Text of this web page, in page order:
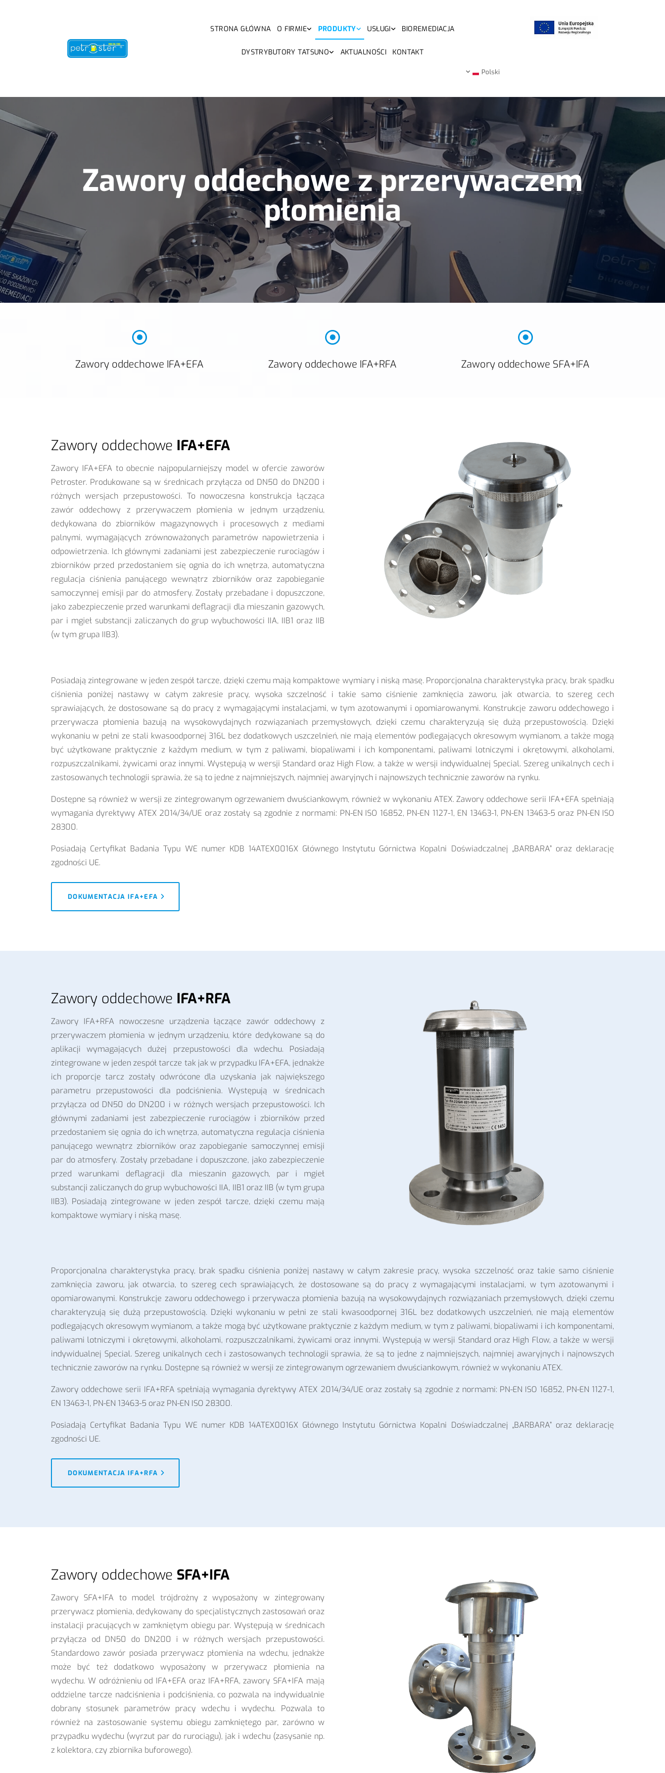
STRONA GŁÓWNA O FIRMIE PRODUKTY USŁUGI BIOREMEDIACJA
DYSTRYBUTORY TATSUNO AKTUALNOŚCI KONTAKT
Polski
Zawory oddechowe z przerywaczem
płomienia
Zawory oddechowe IFA+EFA Zawory oddechowe IFA+RFA Zawory oddechowe SFA+IFA
Zawory oddechowe IFA+EFA
Zawory IFA+EFA to obecnie najpopularniejszy model w ofercie zaworów
Petroster. Produkowane są w średnicach przyłącza od DN50 do DN200 i
różnych wersjach przepustowości. To nowoczesna konstrukcja łącząca
zawór oddechowy z przerywaczem płomienia w jednym urządzeniu,
dedykowana do zbiorników magazynowych i procesowych z mediami
palnymi, wymagających zrównoważonych parametrów napowietrzenia i
odpowietrzenia. Ich głównymi zadaniami jest zabezpieczenie rurociągów i
zbiorników przed przedostaniem się ognia do ich wnętrza, automatyczna
regulacja ciśnienia panującego wewnątrz zbiorników oraz zapobieganie
samoczynnej emisji par do atmosfery. Zostały przebadane i dopuszczone,
jako zabezpieczenie przed warunkami deflagracji dla mieszanin gazowych,
par i mgieł substancji zaliczanych do grup wybuchowości IIA, IIB1 oraz IIB
(w tym grupa IIB3).
Posiadają zintegrowane w jeden zespół tarcze, dzięki czemu mają kompaktowe wymiary i niską masę. Proporcjonalna charakterystyka pracy, brak spadku
ciśnienia poniżej nastawy w całym zakresie pracy, wysoka szczelność i takie samo ciśnienie zamknięcia zaworu, jak otwarcia, to szereg cech
sprawiających, że dostosowane są do pracy z wymagającymi instalacjami, w tym azotowanymi i opomiarowanymi. Konstrukcje zaworu oddechowego i
przerywacza płomienia bazują na wysokowydajnych rozwiązaniach przemysłowych, dzięki czemu charakteryzują się dużą przepustowością. Dzięki
wykonaniu w pełni ze stali kwasoodpornej 316L bez dodatkowych uszczelnień, nie mają elementów podlegających okresowym wymianom, a także mogą
być użytkowane praktycznie z każdym medium, w tym z paliwami, biopaliwami i ich komponentami, paliwami lotniczymi i okrętowymi, alkoholami,
rozpuszczalnikami, żywicami oraz innymi. Występują w wersji Standard oraz High Flow, a także w wersji indywidualnej Special. Szereg unikalnych cech i
zastosowanych technologii sprawia, że są to jedne z najmniejszych, najmniej awaryjnych i najnowszych technicznie zaworów na rynku.
Dostępne są również w wersji ze zintegrowanym ogrzewaniem dwuściankowym, również w wykonaniu ATEX. Zawory oddechowe serii IFA+EFA spełniają
wymagania dyrektywy ATEX 2014/34/UE oraz zostały są zgodnie z normami: PN-EN ISO 16852, PN-EN 1127-1, EN 13463-1, PN-EN 13463-5 oraz PN-EN ISO
28300.
Posiadają Certyfikat Badania Typu WE numer KDB 14ATEX0016X Głównego Instytutu Górnictwa Kopalni Doświadczalnej „BARBARA” oraz deklarację
zgodności UE.
DOKUMENTACJA IFA+EFA
Zawory oddechowe IFA+RFA
Zawory IFA+RFA nowoczesne urządzenia łączące zawór oddechowy z
przerywaczem płomienia w jednym urządzeniu, które dedykowane są do
aplikacji wymagających dużej przepustowości dla wdechu. Posiadają
zintegrowane w jeden zespół tarcze tak jak w przypadku IFA+EFA, jednakże
ich proporcje tarcz zostały odwrócone dla uzyskania jak największego
parametru przepustowości dla podciśnienia. Występują w średnicach
przyłącza od DN50 do DN200 i w różnych wersjach przepustowości. Ich
głównymi zadaniami jest zabezpieczenie rurociągów i zbiorników przed
przedostaniem się ognia do ich wnętrza, automatyczna regulacja ciśnienia
panującego wewnątrz zbiorników oraz zapobieganie samoczynnej emisji
par do atmosfery. Zostały przebadane i dopuszczone, jako zabezpieczenie
przed warunkami deflagracji dla mieszanin gazowych, par i mgieł
substancji zaliczanych do grup wybuchowości IIA, IIB1 oraz IIB (w tym grupa
IIB3). Posiadają zintegrowane w jeden zespół tarcze, dzięki czemu mają
kompaktowe wymiary i niską masę.
Proporcjonalna charakterystyka pracy, brak spadku ciśnienia poniżej nastawy w całym zakresie pracy, wysoka szczelność oraz takie samo ciśnienie
zamknięcia zaworu, jak otwarcia, to szereg cech sprawiających, że dostosowane są do pracy z wymagającymi instalacjami, w tym azotowanymi i
opomiarowanymi. Konstrukcje zaworu oddechowego i przerywacza płomienia bazują na wysokowydajnych rozwiązaniach przemysłowych, dzięki czemu
charakteryzują się dużą przepustowością. Dzięki wykonaniu w pełni ze stali kwasoodpornej 316L bez dodatkowych uszczelnień, nie mają elementów
podlegających okresowym wymianom, a także mogą być użytkowane praktycznie z każdym medium, w tym z paliwami, biopaliwami i ich komponentami,
paliwami lotniczymi i okrętowymi, alkoholami, rozpuszczalnikami, żywicami oraz innymi. Występują w wersji Standard oraz High Flow, a także w wersji
indywidualnej Special. Szereg unikalnych cech i zastosowanych technologii sprawia, że są to jedne z najmniejszych, najmniej awaryjnych i najnowszych
technicznie zaworów na rynku. Dostępne są również w wersji ze zintegrowanym ogrzewaniem dwuściankowym, również w wykonaniu ATEX.
Zawory oddechowe serii IFA+RFA spełniają wymagania dyrektywy ATEX 2014/34/UE oraz zostały są zgodnie z normami: PN-EN ISO 16852, PN-EN 1127-1,
EN 13463-1, PN-EN 13463-5 oraz PN-EN ISO 28300.
Posiadają Certyfikat Badania Typu WE numer KDB 14ATEX0016X Głównego Instytutu Górnictwa Kopalni Doświadczalnej „BARBARA” oraz deklarację
zgodności UE.
DOKUMENTACJA IFA+RFA
Zawory oddechowe SFA+IFA
Zawory SFA+IFA to model trójdrożny z wyposażony w zintegrowany
przerywacz płomienia, dedykowany do specjalistycznych zastosowań oraz
instalacji pracujących w zamkniętym obiegu par. Występują w średnicach
przyłącza od DN50 do DN200 i w różnych wersjach przepustowości.
Standardowo zawór posiada przerywacz płomienia na wdechu, jednakże
może być też dodatkowo wyposażony w przerywacz płomienia na
wydechu. W odróżnieniu od IFA+EFA oraz IFA+RFA, zawory SFA+IFA mają
oddzielne tarcze nadciśnienia i podciśnienia, co pozwala na indywidualnie
dobrany stosunek parametrów pracy wdechu i wydechu. Pozwala to
również na zastosowanie systemu obiegu zamkniętego par, zarówno w
przypadku wydechu (wyrzut par do rurociągu), jak i wdechu (zasysanie np.
z kolektora, czy zbiornika buforowego).